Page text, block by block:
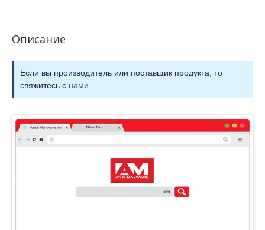
Описание
Если вы производитель или поставщик продукта, то
свяжитесь с нами